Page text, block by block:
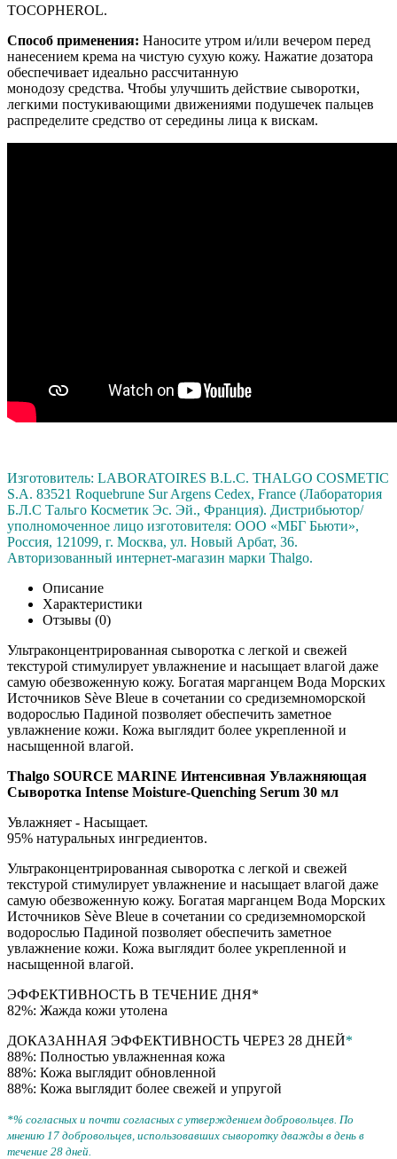
TOCOPHEROL.
Cпособ применения: Наносите утром и/или вечером перед
нанесением крема на чистую сухую кожу. Нажатие дозатора
обеспечивает идеально рассчитанную
монодозу средства. Чтобы улучшить действие сыворотки,
легкими постукивающими движениями подушечек пальцев
распределите средство от середины лица к вискам.
Изготовитель: LABORATOIRES B.L.C. THALGO COSMETIC
S.A. 83521 Roquebrune Sur Argens Cedex, France (Лаборатория
Б.Л.С Тальго Косметик Эс. Эй., Франция). Дистрибьютор/
уполномоченное лицо изготовителя: ООО «МБГ Бьюти»,
Россия, 121099, г. Москва, ул. Новый Арбат, 36.
Авторизованный интернет-магазин марки Thalgo.
Описание
Характеристики
Отзывы (0)
Ультраконцентрированная сыворотка с легкой и свежей
текстурой стимулирует увлажнение и насыщает влагой даже
самую обезвоженную кожу. Богатая марганцем Вода Морских
Источников Sève Bleue в сочетании со средиземноморской
водорослью Падиной позволяет обеспечить заметное
увлажнение кожи. Кожа выглядит более укрепленной и
насыщенной влагой.
Thalgo SOURCE MARINE Интенсивная Увлажняющая
Сыворотка Intense Moisture-Quenching Serum 30 мл
Увлажняет - Насыщает.
95% натуральных ингредиентов.
Ультраконцентрированная сыворотка с легкой и свежей
текстурой стимулирует увлажнение и насыщает влагой даже
самую обезвоженную кожу. Богатая марганцем Вода Морских
Источников Sève Bleue в сочетании со средиземноморской
водорослью Падиной позволяет обеспечить заметное
увлажнение кожи. Кожа выглядит более укрепленной и
насыщенной влагой.
ЭФФЕКТИВНОСТЬ В ТЕЧЕНИЕ ДНЯ*
82%: Жажда кожи утолена
ДОКАЗАННАЯ ЭФФЕКТИВНОСТЬ ЧЕРЕЗ 28 ДНЕЙ*
88%: Полностью увлажненная кожа
88%: Кожа выглядит обновленной
88%: Кожа выглядит более свежей и упругой
*% согласных и почти согласных с утверждением добровольцев. По
мнению 17 добровольцев, использовавших сыворотку дважды в день в
течение 28 дней.